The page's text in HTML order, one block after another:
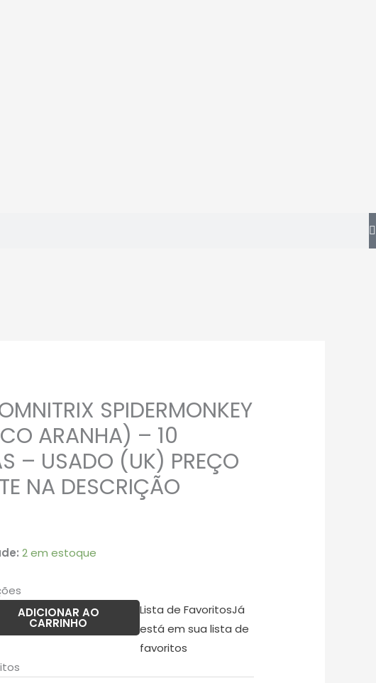
SPIDERMONKEY
ARANHA) – 10
– USADO (UK) PREÇO
NA DESCRIÇÃO
2 em estoque
ADICIONAR AO
CARRINHO
Lista de FavoritosJá
está em sua lista de
favoritos